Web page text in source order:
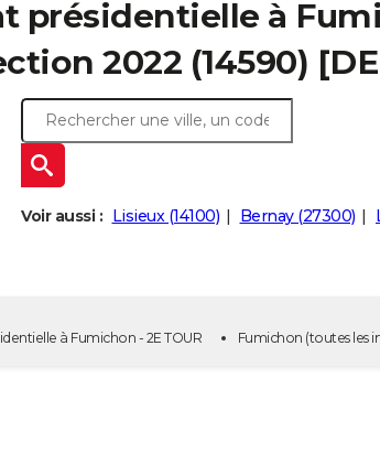
présidentielle à
2022 (14590)
Voir aussi : Lisieux (14100) Bernay (27300)
à Fumichon - 2E TOUR
Fumichon (toutes les